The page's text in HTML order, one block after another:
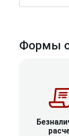
Формы